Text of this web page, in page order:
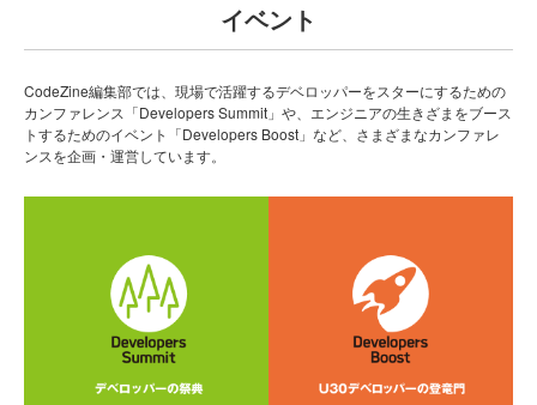
イベント
CodeZine編集部では、現場で活躍するデベロッパーをスターにするための
カンファレンス「Developers Summit」や、エンジニアの生きざまをブース
トするためのイベント「Developers Boost」など、さまざまなカンファレ
ンスを企画・運営しています。